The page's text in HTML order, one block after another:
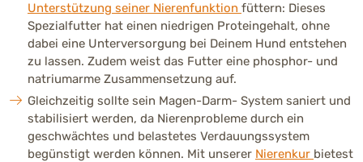
Unterstützung seiner Nierenfunktion füttern: Dieses
Spezialfutter hat einen niedrigen Proteingehalt, ohne
dabei eine Unterversorgung bei Deinem Hund entstehen
zu lassen. Zudem weist das Futter eine phosphor- und
natriumarme Zusammensetzung auf.
Gleichzeitig sollte sein Magen-Darm- System saniert und
stabilisiert werden, da Nierenprobleme durch ein
geschwächtes und belastetes Verdauungssystem
begünstigt werden können. Mit unserer Nierenkur bietest